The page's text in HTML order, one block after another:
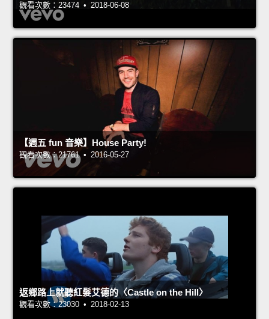
觀看次數：23474 • 2018-06-08
【週五 fun 音樂】House Party!
觀看次數：21761 • 2016-05-27
返鄉路上就聽紅髮艾德的〈Castle on the Hill〉
觀看次數：23030 • 2018-02-13